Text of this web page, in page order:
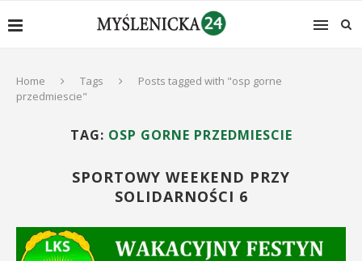
Home Tags
Posts tagged with "osp gorne
przedmiescie"
TAG: OSP GORNE PRZEDMIESCIE
SPORTOWY WEEKEND PRZY
SOLIDARNOŚCI 6